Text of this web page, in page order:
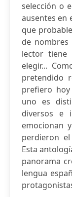
selección o
ausentes en
que
de
lector tiene
elegir...
pretendido
prefiero
uno es
diversos e
emocionan
perdieron
Esta
panorama
lengua